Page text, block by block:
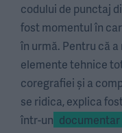
codului de punctaj
fost momentul în
în urmă. Pentru că
elemente tehnice
coregrafiei și a
se ridica, explica
într-un documentar